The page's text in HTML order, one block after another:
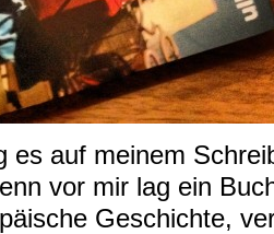
es auf meinem
vor mir lag ein
Geschichte,